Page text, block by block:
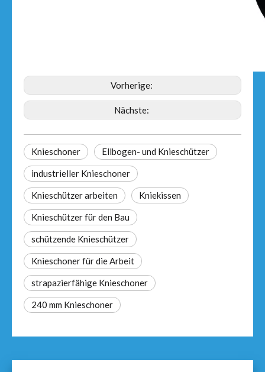
Vorherige:
Nächste:
Knieschoner Ellbogen- und Knieschützer
industrieller Knieschoner
Knieschützer arbeiten Kniekissen
Knieschützer für den Bau
schützende Knieschützer
Knieschoner für die Arbeit
strapazierfähige Knieschoner
240 mm Knieschoner